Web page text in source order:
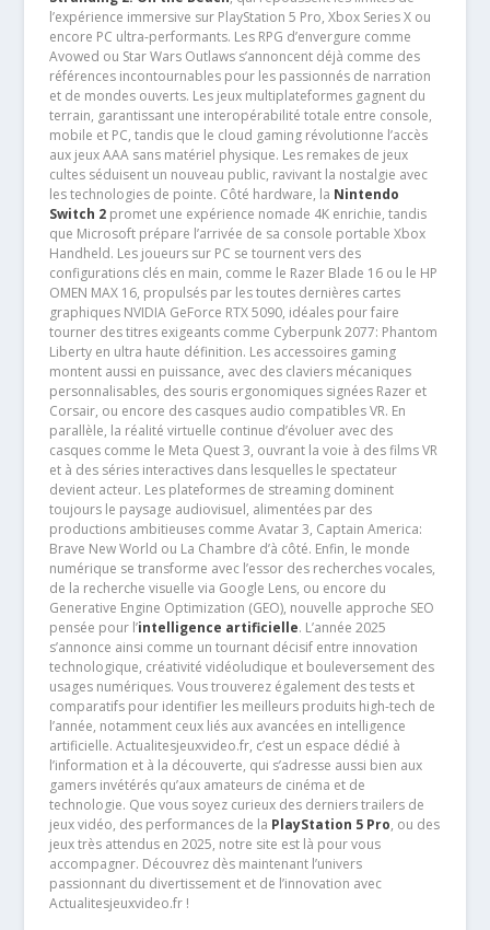
l’expérience immersive sur PlayStation 5 Pro, Xbox Series X ou
encore PC ultra-performants. Les RPG d’envergure comme
Avowed ou Star Wars Outlaws s’annoncent déjà comme des
références incontournables pour les passionnés de narration
et de mondes ouverts. Les jeux multiplateformes gagnent du
terrain, garantissant une interopérabilité totale entre console,
mobile et PC, tandis que le cloud gaming révolutionne l’accès
aux jeux AAA sans matériel physique. Les remakes de jeux
cultes séduisent un nouveau public, ravivant la nostalgie avec
les technologies de pointe. Côté hardware, la Nintendo
Switch 2promet une expérience nomade 4K enrichie, tandis
que Microsoft prépare l’arrivée de sa console portable Xbox
Handheld. Les joueurs sur PC se tournent vers des
configurations clés en main, comme le Razer Blade 16 ou le HP
OMEN MAX 16, propulsés par les toutes dernières cartes
graphiques NVIDIA GeForce RTX 5090, idéales pour faire
tourner des titres exigeants comme Cyberpunk 2077: Phantom
Liberty en ultra haute définition. Les accessoires gaming
montent aussi en puissance, avec des claviers mécaniques
personnalisables, des souris ergonomiques signées Razer et
Corsair, ou encore des casques audio compatibles VR. En
parallèle, la réalité virtuelle continue d’évoluer avec des
casques comme le Meta Quest 3, ouvrant la voie à des films VR
et à des séries interactives dans lesquelles le spectateur
devient acteur. Les plateformes de streaming dominent
toujours le paysage audiovisuel, alimentées par des
productions ambitieuses comme Avatar 3, Captain America:
Brave New World ou La Chambre d’à côté. Enfin, le monde
numérique se transforme avec l’essor des recherches vocales,
de la recherche visuelle via Google Lens, ou encore du
Generative Engine Optimization (GEO), nouvelle approche SEO
pensée pour l’intelligence artificielle. L’année 2025
s’annonce ainsi comme un tournant décisif entre innovation
technologique, créativité vidéoludique et bouleversement des
usages numériques. Vous trouverez également des tests et
comparatifs pour identifier les meilleurs produits high-tech de
l’année, notamment ceux liés aux avancées en intelligence
artificielle. Actualitesjeuxvideo.fr, c’est un espace dédié à
l’information et à la découverte, qui s’adresse aussi bien aux
gamers invétérés qu’aux amateurs de cinéma et de
technologie. Que vous soyez curieux des derniers trailers de
jeux vidéo, des performances de la PlayStation 5 Pro, ou des
jeux très attendus en 2025, notre site est là pour vous
accompagner. Découvrez dès maintenant l’univers
passionnant du divertissement et de l’innovation avec
Actualitesjeuxvideo.fr !